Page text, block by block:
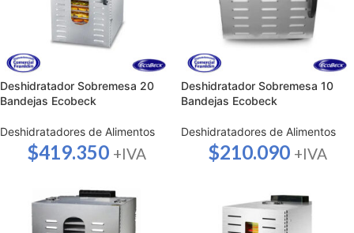
Deshidratador Sobremesa 20
Bandejas Ecobeck
Deshidratadores de Alimentos
$419.350 +IVA
Deshidratador Sobremesa 10
Bandejas Ecobeck
Deshidratadores de Alimentos
$210.090 +IVA